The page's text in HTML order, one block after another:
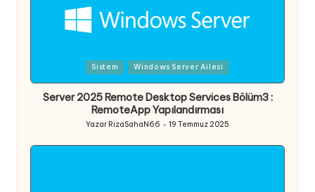
in
Sistem Windows Server Ailesi
Server 2025 Remote Desktop Services Bölüm3 :
RemoteApp Yapılandırması
Yazar RizaSahaN66 19 Temmuz 2025